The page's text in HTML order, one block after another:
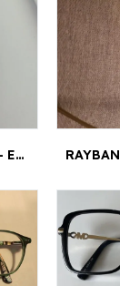
EMPORIO ARMANI - EA 4115 5802/1W - EA 4115 5802/1W